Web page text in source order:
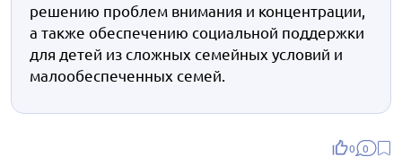
решению проблем внимания и концентрации,
а также обеспечению социальной поддержки
для детей из сложных семейных условий и
малообеспеченных семей.
0 0